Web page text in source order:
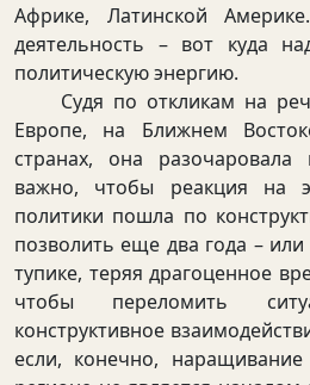
Африке, Латинской
деятельность – вот куда
политическую энергию.
Судя по откликам на
Европе, на Ближнем
странах, она
важно, чтобы реакция на
политики пошла по
позволить еще два года –
тупике, теряя драгоценное
чтобы переломить
конструктивное
если, конечно,